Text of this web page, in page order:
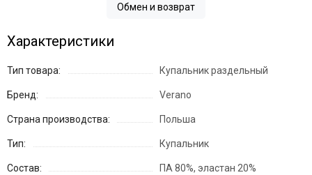
Обмен и возврат
Характеристики
Тип товара: Купальник раздельный
Бренд: Verano
Страна производства: Польша
Тип: Купальник
Состав: ПА 80%, эластан 20%